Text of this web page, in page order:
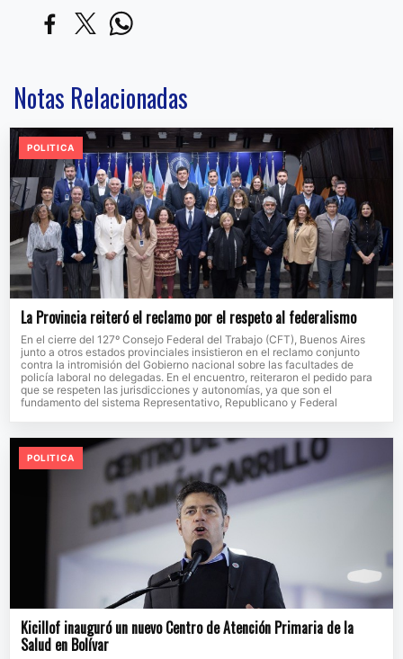
Notas Relacionadas
POLITICA
La Provincia reiteró el reclamo por el respeto al federalismo
En el cierre del 127º Consejo Federal del Trabajo (CFT), Buenos Aires
junto a otros estados provinciales insistieron en el reclamo conjunto
contra la intromisión del Gobierno nacional sobre las facultades de
policía laboral no delegadas. En el encuentro, reiteraron el pedido para
que se respeten las jurisdicciones y autonomías, ya que son el
fundamento del sistema Representativo, Republicano y Federal
POLITICA
Kicillof inauguró un nuevo Centro de Atención Primaria de la
Salud en Bolívar